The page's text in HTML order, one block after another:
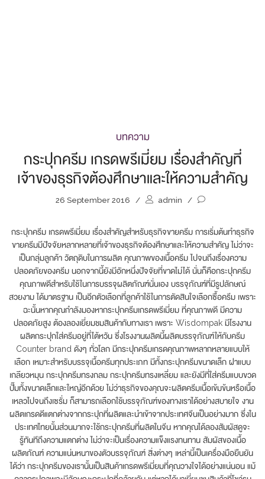
บทความ
กระปุกครีม เกรดพรีเมี่ยม เรื่องสำคัญที่
เจ้าของธุรกิจต้องศึกษาและให้ความสำคัญ
26 September 2016 / admin /
กระปุกครีม เกรดพรีเมี่ยม เรื่องสำคัญสำหรับธุรกิจขายครีม การเริ่มต้นทำธุรกิจ
ขายครีมมีปัจจัยหลากหลายที่เจ้าของธุรกิจต้องศึกษาและให้ความสำคัญ ไม่ว่าจะ
เป็นกลุ่มลูกค้า วัตถุดิบในการผลิต คุณภาพของเนื้อครีม ไปจนถึงเรื่องความ
ปลอดภัยของครีม นอกจากนี้ยังมีอักหนึ่งปัจจัยที่ขาดไม่ได้ นั่นก็คือกระปุกครีม
คุณภาพดีสำหรับใช้ในการบรรจุผลิตภัณฑ์นั่นเอง บรรจุภัณฑ์ที่มีรูปลักษณ์
สวยงาม ได้มาตรฐาน เป็นอีกตัวเลือกที่ลูกค้าใช้ในการตัดสินใจเลือกซื้อครีม เพราะ
ฉะนั้นหากคุณกำลังมองหากระปุกครีมเกรดพรีเมี่ยม ที่คุณภาพดี มีความ
ปลอดภัยสูง ต้องลองเยี่ยมชมสินค้ากับทางเรา เพราะ Wisdompak มีโรงงาน
ผลิตกระปุกใส่ครีมอยู่ที่ไต้หวัน ซึ่งโรงงานผลิตนี้ผลิตบรรจุภัณฑ์ให้กับครีม
Counter brand ดังๆ ทั่วโลก มีกระปุกครีมเกรดคุณภาพหลากหลายแบบให้
เลือก เหมาะสำหรับบรรจุเนื้อครีมทุกประเภท มีทั้งกระปุกครีมขนาดเล็ก ฝาแบบ
เกลียวหมุน กระปุกครีมทรงกลม กระปุกครีมทรงเหลี่ยม และยังมีที่ใส่ครีมแบบขวด
ปั๊มทั้งขนาดเล็กและใหญ่อีกด้วย ไม่ว่าธุรกิจของคุณจะผลิตครีมเนื้อเข้มข้นหรือเนื้อ
เหลวไปจนถึงเซรั่ม ก็สามารถเลือกใช้บรรจุภัณฑ์ของทางเราได้อย่างสบายใจ งาน
ผลิตเกรดดีแตกต่างจากกระปุกที่ผลิตและนำเข้าจากประเทศจีนเป็นอย่างมาก ซึ่งใน
ประเทศไทยนั้นส่วนมากจะใช้กระปุกครีมที่ผลิตในจีน หากคุณได้ลองสัมผัสดูจะ
รู้ทันทีถึงความแตกต่าง ไม่ว่าจะเป็นเรื่องความแข็งแรงทนทาน สัมผัสของเนื้อ
ผลิตภัณฑ์ ความแน่นหนาของตัวบรรจุภัณฑ์ สิ่งต่างๆ เหล่านี้เป็นเครื่องมือยืนยัน
ได้ว่า กระปุกครีมของเรานั้นเป็นสินค้าเกรดพรีเมี่ยมที่คุณวางใจได้อย่างแน่นอน แม้